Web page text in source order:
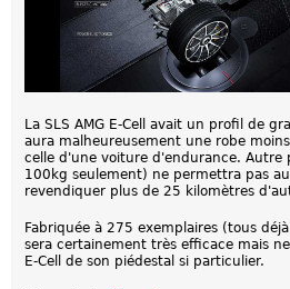
La SLS AMG E-Cell avait un profil de
aura malheureusement une robe
celle d'une voiture d'endurance. Autre
100kg seulement) ne permettra pas
revendiquer plus de 25 kilomètres
Fabriquée à 275 exemplaires (tous
sera certainement très efficace mais
E-Cell de son piédestal si particulier.